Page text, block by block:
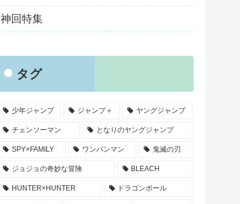
神回特集
タグ
少年ジャンプ ジャンプ＋ ヤングジャンプ
チェンソーマン となりのヤングジャンプ
SPY×FAMILY ワンパンマン 鬼滅の刃
ジョジョの奇妙な冒険 BLEACH
HUNTER×HUNTER ドラゴンボール